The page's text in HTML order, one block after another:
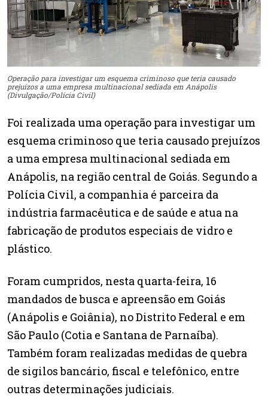
Operação para investigar um esquema criminoso que teria causado
prejuízos a uma empresa multinacional sediada em Anápolis
(Divulgação/Polícia Civil)
Foi realizada uma operação para investigar um
esquema criminoso que teria causado prejuízos
a uma empresa multinacional sediada em
Anápolis, na região central de Goiás. Segundo a
Polícia Civil, a companhia é parceira da
indústria farmacêutica e de saúde e atua na
fabricação de produtos especiais de vidro e
plástico.
Foram cumpridos, nesta quarta-feira, 16
mandados de busca e apreensão em Goiás
(Anápolis e Goiânia), no Distrito Federal e em
São Paulo (Cotia e Santana de Parnaíba).
Também foram realizadas medidas de quebra
de sigilos bancário, fiscal e telefônico, entre
outras determinações judiciais.